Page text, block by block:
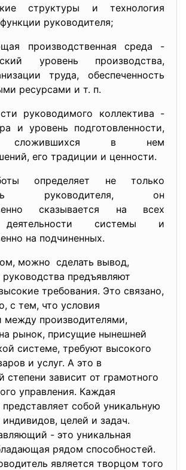
структуры и технология
руководителя;
производственная среда -
уровень производства,
труда, обеспеченность
ресурсами и т. п.
руководимого коллектива -
и уровень подготовленности,
сложившихся в нем
его традиции и ценности.
определяет не только
руководителя, он
сказывается на всех
деятельности системы и
на подчиненных.
можно сделать вывод,
предъявляют
требования. Это связано,
с тем, что условия
между производителями,
рынок, присущие нынешней
системе, требуют высокого
и услуг. А это в
степени зависит от грамотного
управления. Каждая
представляет собой уникальную
целей и задач.
- это уникальная
рядом способностей.
является творцом того